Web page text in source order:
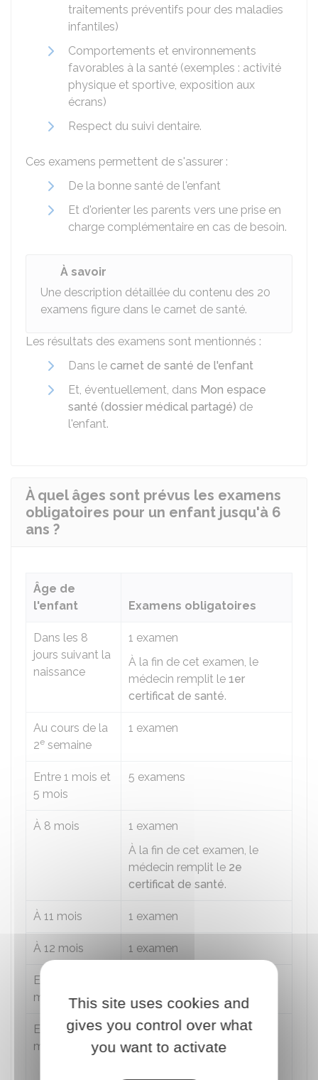
traitements préventifs pour des maladies
infantiles)
Comportements et environnements
favorables à la santé (exemples : activité
physique et sportive, exposition aux
écrans)
Respect du suivi dentaire.
Ces examens permettent de s'assurer :
De la bonne santé de l'enfant
Et d'orienter les parents vers une prise en
charge complémentaire en cas de besoin.
À savoir
Une description détaillée du contenu des 20
examens figure dans le carnet de santé.
Les résultats des examens sont mentionnés :
Dans le carnet de santé de l'enfant
Et, éventuellement, dans Mon espace
santé (dossier médical partagé) de
l'enfant.
À quel âges sont prévus les examens
obligatoires pour un enfant jusqu'à 6
ans ?
Âge de
l'enfant
Examens obligatoires
Dans les 8
jours suivant la
naissance
1 examen
À la fin de cet examen, le
médecin remplit le 1er
certificat de santé.
Au cours de la
2e semaine
1 examen
Entre 1 mois et
5 mois
5 examens
À 8 mois
1 examen
À la fin de cet examen, le
médecin remplit le 2e
certificat de santé.
À 11 mois 1 examen
À 12 mois 1 examen
Entre 16 et 18
mois
Entre 23 et 24
mois
1 examen
À la fin de cet examen, le
This site uses cookies and
gives you control over what
you want to activate